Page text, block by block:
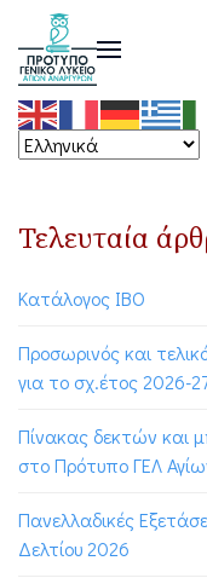
Τελευταία
Κατάλογος ΙΒΟ
Προσωρινός και
για το σχ.έτος 2026-
Πίνακας δεκτών και
στο Πρότυπο ΓΕΛ
Πανελλαδικές
Δελτίου 2026